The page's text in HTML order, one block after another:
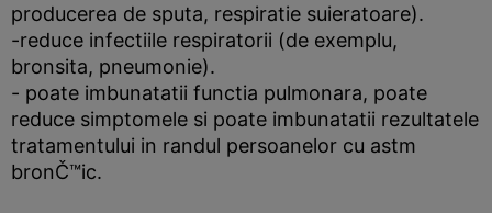
producerea de sputa, respiratie suieratoare).
-reduce infectiile respiratorii (de exemplu,
bronsita, pneumonie).
- poate imbunatatii functia pulmonara, poate
reduce simptomele si poate imbunatatii rezultatele
tratamentului in randul persoanelor cu astm
bronČ™ic.